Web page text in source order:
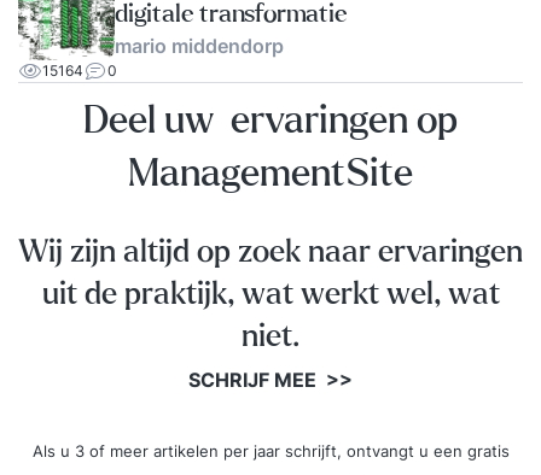
digitale transformatie
mario middendorp
15164 0
Deel uw ervaringen op
ManagementSite
Wij zijn altijd op zoek naar ervaringen
uit de praktijk, wat werkt wel, wat
niet.
SCHRIJF MEE >>
Als u 3 of meer artikelen per jaar schrijft, ontvangt u een gratis